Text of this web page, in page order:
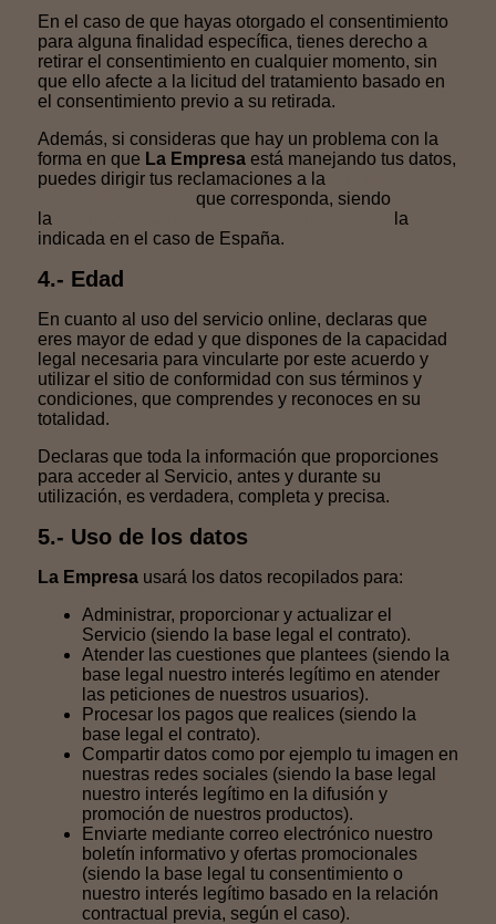
En el caso de que hayas otorgado el consentimiento
para alguna finalidad específica, tienes derecho a
retirar el consentimiento en cualquier momento, sin
que ello afecte a la licitud del tratamiento basado en
el consentimiento previo a su retirada.
Además, si consideras que hay un problema con la
forma en que La Empresa está manejando tus datos,
puedes dirigir tus reclamaciones a la
que corresponda, siendo
la
la
indicada en el caso de España.
4.- Edad
En cuanto al uso del servicio online, declaras que
eres mayor de edad y que dispones de la capacidad
legal necesaria para vincularte por este acuerdo y
utilizar el sitio de conformidad con sus términos y
condiciones, que comprendes y reconoces en su
totalidad.
Declaras que toda la información que proporciones
para acceder al Servicio, antes y durante su
utilización, es verdadera, completa y precisa.
5.- Uso de los datos
La Empresa usará los datos recopilados para:
Administrar, proporcionar y actualizar el
Servicio (siendo la base legal el contrato).
Atender las cuestiones que plantees (siendo la
base legal nuestro interés legítimo en atender
las peticiones de nuestros usuarios).
Procesar los pagos que realices (siendo la
base legal el contrato).
Compartir datos como por ejemplo tu imagen en
nuestras redes sociales (siendo la base legal
nuestro interés legítimo en la difusión y
promoción de nuestros productos).
Enviarte mediante correo electrónico nuestro
boletín informativo y ofertas promocionales
(siendo la base legal tu consentimiento o
nuestro interés legítimo basado en la relación
contractual previa, según el caso).